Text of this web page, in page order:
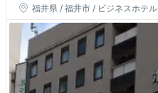
福井県 / 福井市 / ビジネスホテル